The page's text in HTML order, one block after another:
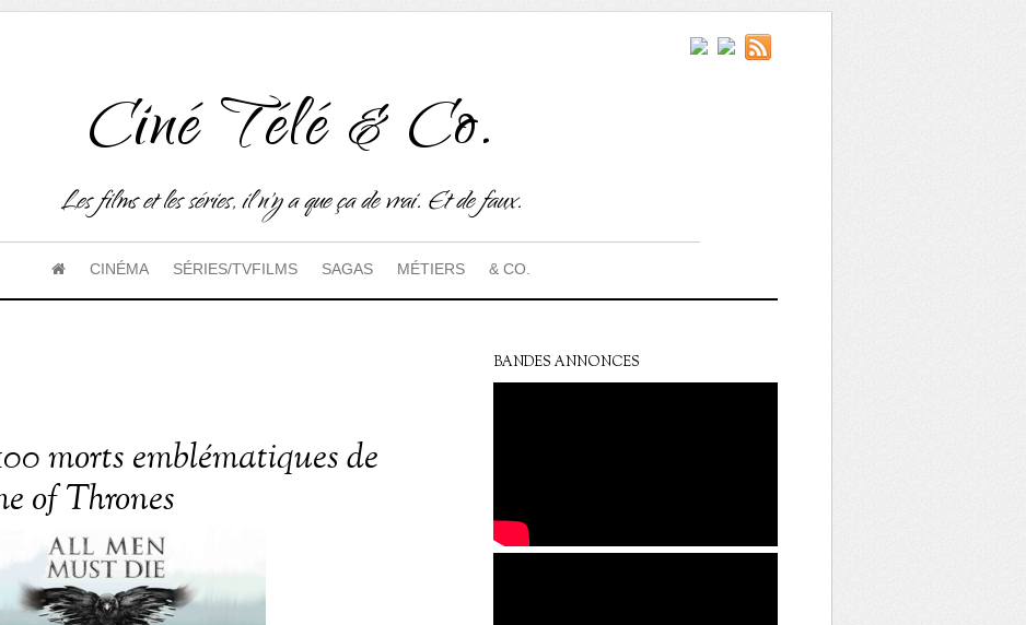
Ciné Télé & Co.
Les films et les séries, il n'y a que ça de vrai. Et de faux.
CINÉMA SÉRIES/TVFILMS SAGAS MÉTIERS & CO.
morts emblématiques de
of Thrones
BANDES ANNONCES